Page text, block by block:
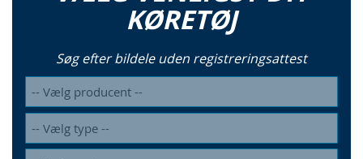
KØRETØJ
Søg efter bildele uden registreringsattest